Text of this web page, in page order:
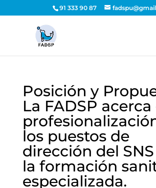
91 333 90 87
Posición y
La FADSP acerca
los puestos de
dirección del
la formación
especializada.